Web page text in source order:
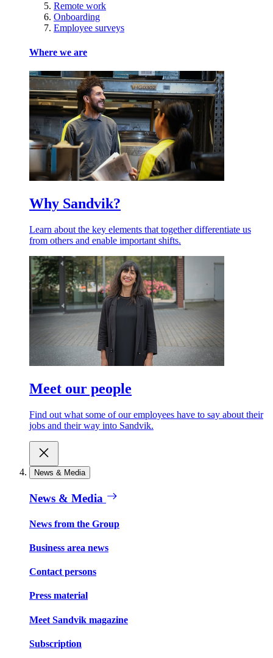
Remote work
Onboarding
Employee surveys
Where we are
Why Sandvik?
Learn about the key elements that together differentiate us
from others and enable important shifts.
Meet our people
Find out what some of our employees have to say about their
jobs and their way into Sandvik.
News & Media
News & Media
News from the Group
Business area news
Contact persons
Press material
Meet Sandvik magazine
Subscription